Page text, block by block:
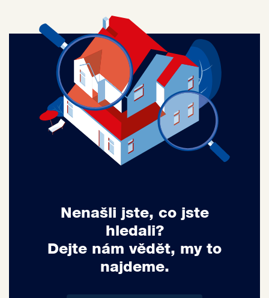
Nenašli jste, co jste
hledali?
Dejte nám vědět, my to
najdeme.